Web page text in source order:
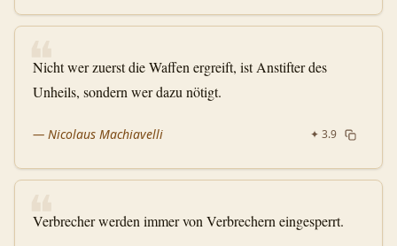
❝
Nicht wer zuerst die Waffen ergreift, ist Anstifter des
Unheils, sondern wer dazu nötigt.
— Nicolaus Machiavelli ✦ 3.9
❝
Verbrecher werden immer von Verbrechern eingesperrt.